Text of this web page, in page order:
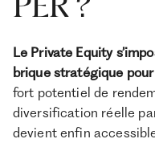
Le Private Equity
brique stratégique
fort potentiel de
diversification réelle
devient enfin